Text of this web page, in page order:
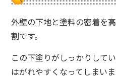
外壁の下地と塗料の密着を
割です。
この下塗りがしっかりして
はがれやすくなってしまいま